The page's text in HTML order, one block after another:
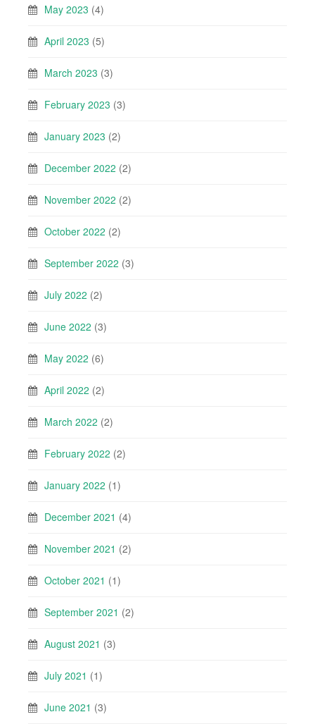
May 2023 (4)
April 2023 (5)
March 2023 (3)
February 2023 (3)
January 2023 (2)
December 2022 (2)
November 2022 (2)
October 2022 (2)
September 2022 (3)
July 2022 (2)
June 2022 (3)
May 2022 (6)
April 2022 (2)
March 2022 (2)
February 2022 (2)
January 2022 (1)
December 2021 (4)
November 2021 (2)
October 2021 (1)
September 2021 (2)
August 2021 (3)
July 2021 (1)
June 2021 (3)